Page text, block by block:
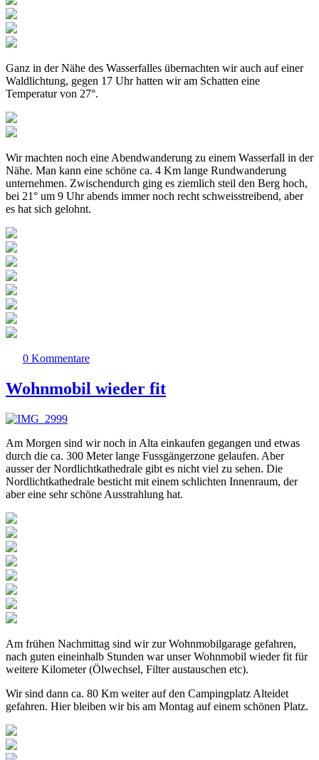
Ganz in der Nähe des Wasserfalles übernachten wir auch auf einer
Waldlichtung, gegen 17 Uhr hatten wir am Schatten eine
Temperatur von 27°.
Wir machten noch eine Abendwanderung zu einem Wasserfall in der
Nähe. Man kann eine schöne ca. 4 Km lange Rundwanderung
unternehmen. Zwischendurch ging es ziemlich steil den Berg hoch,
bei 21° um 9 Uhr abends immer noch recht schweisstreibend, aber
es hat sich gelohnt.
0 Kommentare
Wohnmobil wieder fit
Am Morgen sind wir noch in Alta einkaufen gegangen und etwas
durch die ca. 300 Meter lange Fussgängerzone gelaufen. Aber
ausser der Nordlichtkathedrale gibt es nicht viel zu sehen. Die
Nordlichtkathedrale besticht mit einem schlichten Innenraum, der
aber eine sehr schöne Ausstrahlung hat.
Am frühen Nachmittag sind wir zur Wohnmobilgarage gefahren,
nach guten eineinhalb Stunden war unser Wohnmobil wieder fit für
weitere Kilometer (Ölwechsel, Filter austauschen etc).
Wir sind dann ca. 80 Km weiter auf den Campingplatz Alteidet
gefahren. Hier bleiben wir bis am Montag auf einem schönen Platz.